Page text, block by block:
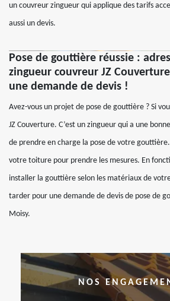
un couvreur zingueur qui applique des tarifs
aussi un devis.
Pose de gouttière réussie :
zingueur couvreur JZ
une demande de devis !
Avez-vous un projet de pose de gouttière ? Si
JZ Couverture. C’est un zingueur qui a une
de prendre en charge la pose de votre
votre toiture pour prendre les mesures. En
installer la gouttière selon les matériaux de
tarder pour une demande de devis de pose de
Moisy.
NOS